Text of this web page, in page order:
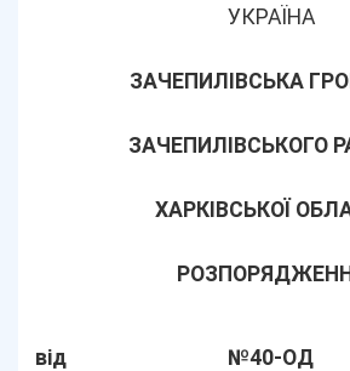
УКРАЇНА
ЗАЧЕПИЛІВСЬКА
ЗАЧЕПИЛІВСЬКОГО
ХАРКІВСЬКОЇ
від
№40-ОД